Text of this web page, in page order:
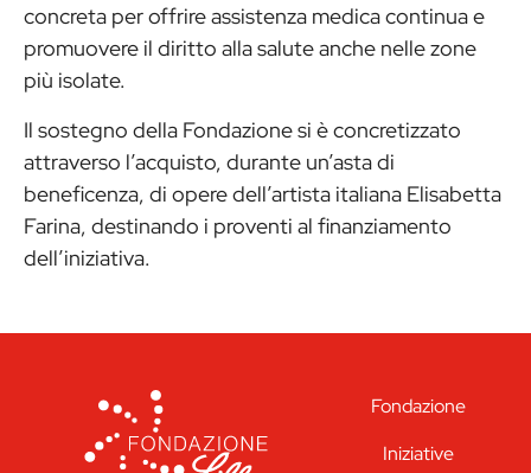
concreta per offrire assistenza medica continua e
promuovere il diritto alla salute anche nelle zone
più isolate.
Il sostegno della Fondazione si è concretizzato
attraverso l’acquisto, durante un’asta di
beneficenza, di opere dell’artista italiana Elisabetta
Farina, destinando i proventi al finanziamento
dell’iniziativa.
Fondazione
Iniziative